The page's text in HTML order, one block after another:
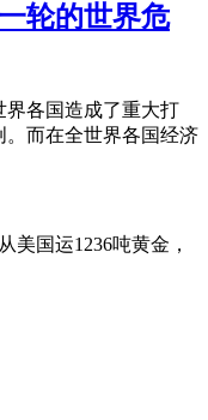
轮的世界危
界各国造成了重大打
而在全世界各国经济